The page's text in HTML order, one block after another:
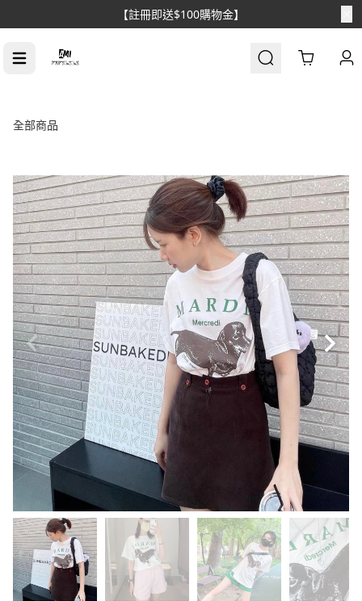
【註冊即送$100購物金】
Cart
全部商品